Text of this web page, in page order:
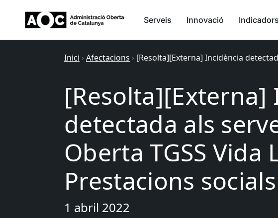
Serveis Innovació Indicadors
Inici › Afectacions › [Resolta][Externa] Incidència
[Resolta][Externa]
detectada als
Oberta TGSS Vida
Prestacions
1 abril 2022